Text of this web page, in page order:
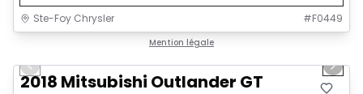
Ste-Foy Chrysler #F0449
Mention légale
Previous slide Next
2018 Mitsubishi Outlander GT